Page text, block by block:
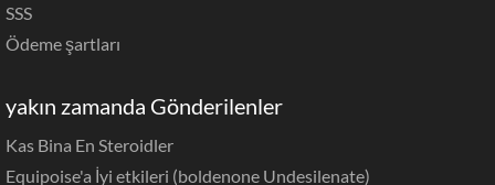
SSS
Ödeme şartları
yakın zamanda Gönderilenler
Kas Bina En Steroidler
Equipoise'a İyi etkileri (boldenone Undesilenate)